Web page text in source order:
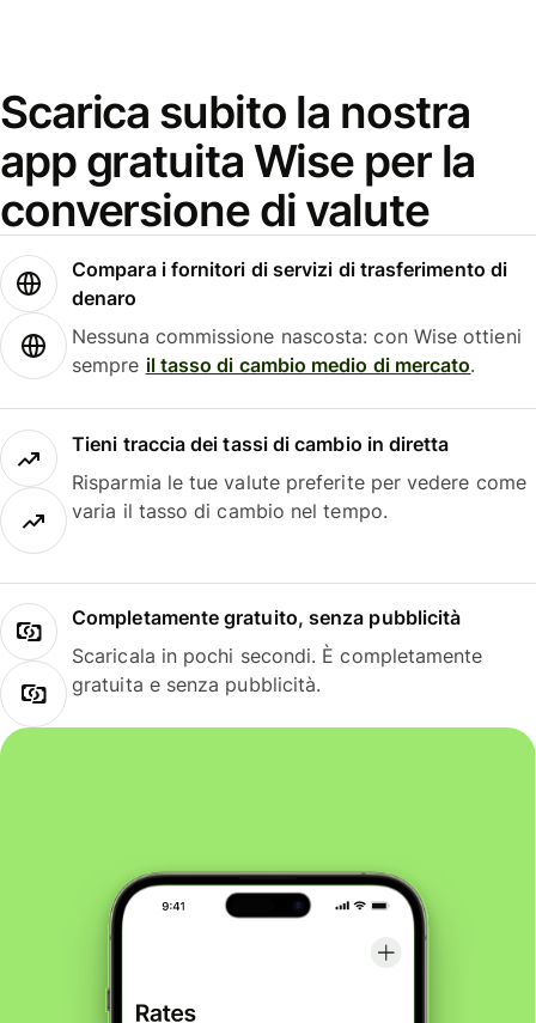
Scarica subito la nostra
app gratuita Wise per la
conversione di valute
Compara i fornitori di servizi di trasferimento di
denaro
Nessuna commissione nascosta: con Wise ottieni
sempre il tasso di cambio medio di mercato.
Tieni traccia dei tassi di cambio in diretta
Risparmia le tue valute preferite per vedere come
varia il tasso di cambio nel tempo.
Completamente gratuito, senza pubblicità
Scaricala in pochi secondi. È completamente
gratuita e senza pubblicità.